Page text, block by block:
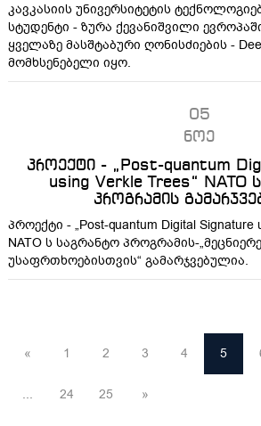
კავკასიის უნივერსიტეტის
სტუდენტი - ზურა ქევანიშვილი
ყველაზე მასშტაბური ღონისძიების -
მომხსენებელი იყო.
05
ნოე
პროექტი - „Post-quantum
using Verkle Trees“ NATO
პროგრამის
პროექტი - „Post-quantum Digital Signature
NATO ს საგრანტო პროგრამის-
უსაფრთხოებისთვის“ გამარჯვებულია.
« 1 2 3 4 5
... 24 25 »